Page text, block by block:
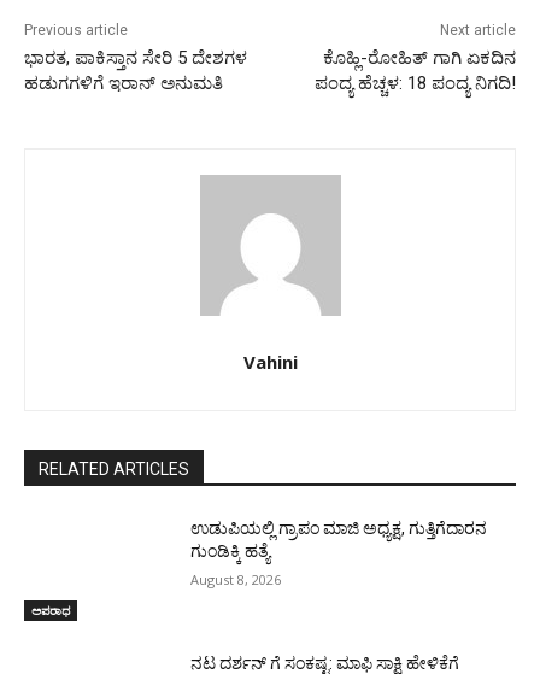
Previous article
ಭಾರತ, ಪಾಕಿಸ್ತಾನ ಸೇರಿ 5 ದೇಶಗಳ
ಹಡುಗಗಳಿಗೆ ಇರಾನ್ ಅನುಮತಿ
Next article
ಕೊಹ್ಲಿ-ರೋಹಿತ್ ಗಾಗಿ ಏಕದಿನ
ಪಂದ್ಯ ಹೆಚ್ಚಳ: 18 ಪಂದ್ಯ ನಿಗದಿ!
Vahini
RELATED ARTICLES
ಅಪರಾಧ
ಉಡುಪಿಯಲ್ಲಿ ಗ್ರಾಪಂ ಮಾಜಿ ಅಧ್ಯಕ್ಷ, ಗುತ್ತಿಗೆದಾರನ
ಗುಂಡಿಕ್ಕಿ ಹತ್ಯೆ
August 8, 2026
ನಟ ದರ್ಶನ್ ಗೆ ಸಂಕಷ್ಟ: ಮಾಫಿ ಸಾಕ್ಷಿ ಹೇಳಿಕೆಗೆ